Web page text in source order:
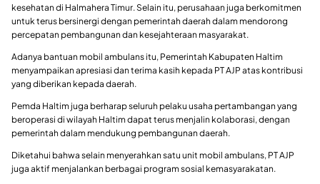
kesehatan di Halmahera Timur. Selain itu, perusahaan juga berkomitmen
untuk terus bersinergi dengan pemerintah daerah dalam mendorong
percepatan pembangunan dan kesejahteraan masyarakat.
Adanya bantuan mobil ambulans itu, Pemerintah Kabupaten Haltim
menyampaikan apresiasi dan terima kasih kepada PT AJP atas kontribusi
yang diberikan kepada daerah.
Pemda Haltim juga berharap seluruh pelaku usaha pertambangan yang
beroperasi di wilayah Haltim dapat terus menjalin kolaborasi, dengan
pemerintah dalam mendukung pembangunan daerah.
Diketahui bahwa selain menyerahkan satu unit mobil ambulans, PT AJP
juga aktif menjalankan berbagai program sosial kemasyarakatan.